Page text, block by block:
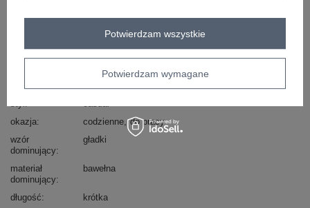
sposób prania : pranie w pralce w 30°C
Kod produktu
WT-BZ-A1103.85
okazja
codzienne do pracy
wzór
dominujący
gładki
materiał
dominujący
bawełna
długość
krótka
Potwierdzam wymagane
Potwierdzam wszystkie